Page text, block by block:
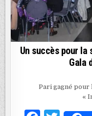
Un succès pour la
Gala
Pari gagné pour
«